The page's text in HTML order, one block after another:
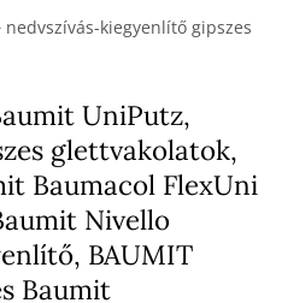
nedvszívás-kiegyenlítő gipszes
UniPutz,
glettvakolatok,
Baumacol FlexUni
Nivello
BAUMIT
Baumit